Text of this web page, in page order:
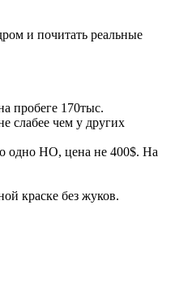
и почитать реальные
пробеге 170тыс.
слабее чем у других
одно НО, цена не 400$. На
краске без жуков.